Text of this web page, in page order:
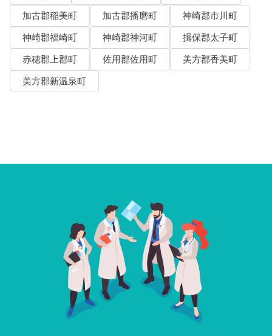
加古郡稲美町
加古郡播磨町
神崎郡市川町
神崎郡福崎町
神崎郡神河町
揖保郡太子町
赤穂郡上郡町
佐用郡佐用町
美方郡香美町
美方郡新温泉町